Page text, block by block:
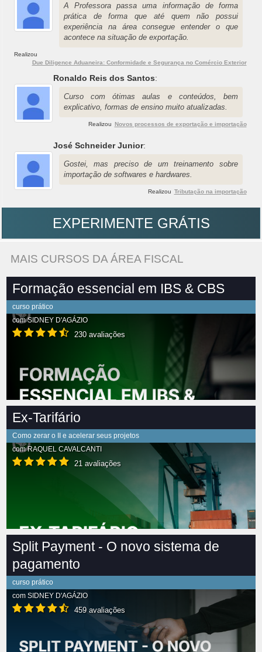
A Professora passa uma informação de forma
prática de forma que até quem não possui
experiência na área consegue entender o que
acontece na situação de exportação.
Realizou
Due Diligence Aduaneira: Conformidade e Segurança no Comércio Exterior
Ronaldo Reis dos Santos:
Curso com ótimas aulas e conteúdos, bem
explicativo, formas de ensino muito atualizadas.
Realizou Novos processos de exportação e importação
José Schneider Junior:
Gostei, mas preciso de um treinamento sobre
importação de softwares e hardwares.
Realizou Tributação na importação
EXPERIMENTE GRÁTIS
MAIS CURSOS DA ÁREA FISCAL
Formação essencial em IBS & CBS
curso prático
comSIDNEY D'AGÁZIO
230 avaliações
Ex-Tarifário
Como zerar o II e acelerar seus projetos
comRAQUEL CAVALCANTI
21 avaliações
Split Payment - O novo sistema de
pagamento
curso prático
com SIDNEY D'AGÁZIO
459 avaliações